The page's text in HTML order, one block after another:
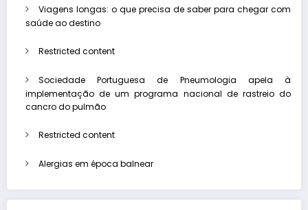
Viagens longas: o que precisa de saber para chegar com
saúde ao destino
Restricted content
Sociedade Portuguesa de Pneumologia apela à
implementação de um programa nacional de rastreio do
cancro do pulmão
Restricted content
Alergias em época balnear